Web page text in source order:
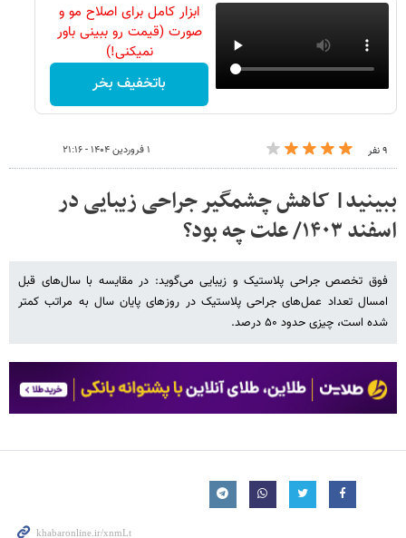
ابزار کامل برای اصلاح مو و
صورت (قیمت رو ببینی باور
نمیکنی!)
باتخفیف بخر
۹ نفر ۱ فروردین ۱۴۰۴ - ۲۱:۱۶
ببینید| کاهش چشمگیر جراحی زیبایی در
اسفند ۱۴۰۳/ علت چه بود؟
فوق تخصص جراحی پلاستیک و زیبایی می‌گوید: در مقایسه با سال‌های قبل
امسال تعداد عمل‌های جراحی پلاستیک در روزهای پایان سال به مراتب کمتر
شده است، چیزی حدود ۵۰ درصد.